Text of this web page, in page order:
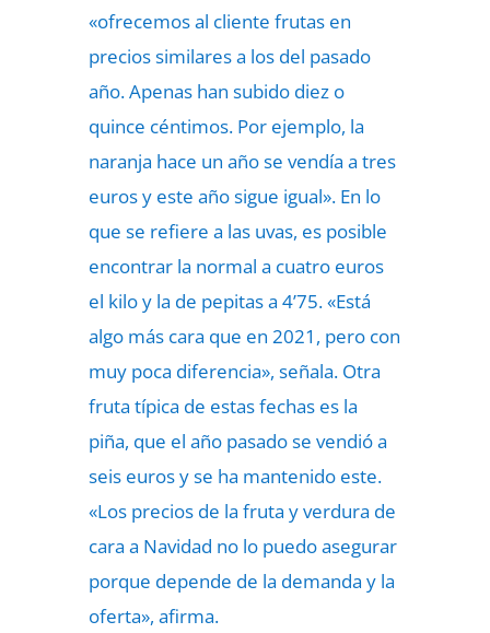
«ofrecemos al cliente frutas en
precios similares a los del pasado
año. Apenas han subido diez o
quince céntimos. Por ejemplo, la
naranja hace un año se vendía a tres
euros y este año sigue igual». En lo
que se refiere a las uvas, es posible
encontrar la normal a cuatro euros
el kilo y la de pepitas a 4’75. «Está
algo más cara que en 2021, pero con
muy poca diferencia», señala. Otra
fruta típica de estas fechas es la
piña, que el año pasado se vendió a
seis euros y se ha mantenido este.
«Los precios de la fruta y verdura de
cara a Navidad no lo puedo asegurar
porque depende de la demanda y la
oferta», afirma.